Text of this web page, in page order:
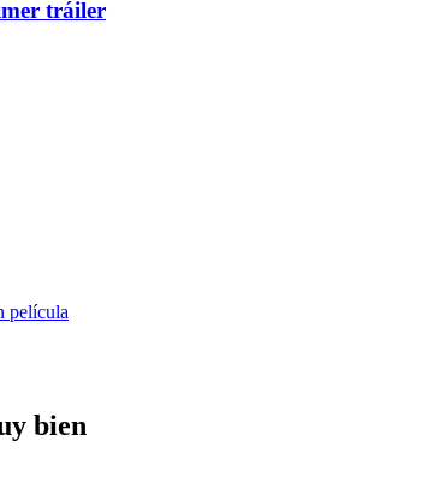
tráiler
película
bien